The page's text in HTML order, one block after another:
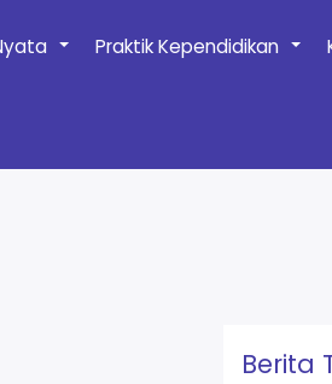
+ +
Praktik Kependidikan
Berita